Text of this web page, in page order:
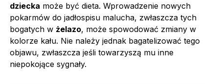
dziecka może być dieta. Wprowadzenie nowych
pokarmów do jadłospisu malucha, zwłaszcza tych
bogatych w żelazo, może spowodować zmiany w
kolorze kału. Nie należy jednak bagatelizować tego
objawu, zwłaszcza jeśli towarzyszą mu inne
niepokojące sygnały.